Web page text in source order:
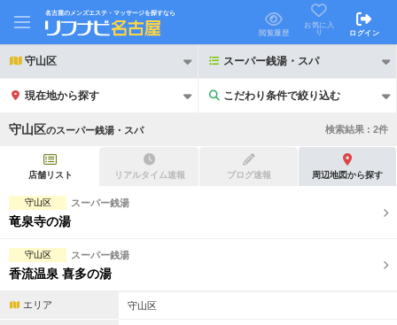
名古屋のメンズエステ・マッサージを探すなら
閲覧履歴
お気に入
り
ログイン
守山区 スーパー銭湯・スパ
現在地から探す こだわり条件で絞り込む
こだわり条件で絞り込む
21時以降も受付
初回割引あり
団体割引
守山区のスーパー銭湯・スパ 検索結果 : 2件
店舗リスト リアルタイム速報 ブログ速報 周辺地図から探す
守山区 スーパー銭湯
竜泉寺の湯
守山区 スーパー銭湯
香流温泉 喜多の湯
エリア 守山区